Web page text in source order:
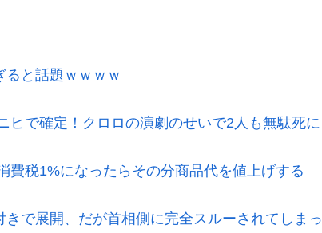
ると話題ｗｗｗｗ
ヒで確定！クロロの演劇のせいで2人も無駄死に
費税1%になったらその分商品代を値上げする
で展開、だが首相側に完全スルーされてしまっ